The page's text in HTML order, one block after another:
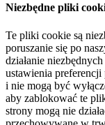
Niezbędne pliki
Te pliki cookie są
poruszanie się po
działanie
ustawienia
i nie mogą być
aby zablokować te
strony mogą nie